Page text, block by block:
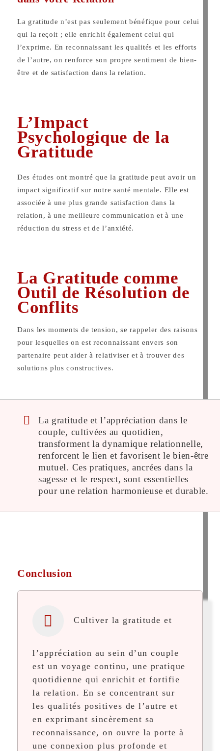
La gratitude n’est pas seulement bénéfique pour celui
qui la reçoit ; elle enrichit également celui qui
l’exprime. En reconnaissant les qualités et les efforts
de l’autre, on renforce son propre sentiment de bien-
être et de satisfaction dans la relation.
L’Impact
Psychologique de la
Gratitude
Des études ont montré que la gratitude peut avoir un
impact significatif sur notre santé mentale. Elle est
associée à une plus grande satisfaction dans la
relation, à une meilleure communication et à une
réduction du stress et de l’anxiété.
La Gratitude comme
Outil de Résolution de
Conflits
Dans les moments de tension, se rappeler des raisons
pour lesquelles on est reconnaissant envers son
partenaire peut aider à relativiser et à trouver des
solutions plus constructives.
La gratitude et l’appréciation dans le
couple, cultivées au quotidien,
transforment la dynamique relationnelle,
renforcent le lien et favorisent le bien-être
mutuel. Ces pratiques, ancrées dans la
sagesse et le respect, sont essentielles
pour une relation harmonieuse et durable.
Conclusion
Cultiver la gratitude et
l’appréciation au sein d’un couple
est un voyage continu, une pratique
quotidienne qui enrichit et fortifie
la relation. En se concentrant sur
les qualités positives de l’autre et
en exprimant sincèrement sa
reconnaissance, on ouvre la porte à
une connexion plus profonde et